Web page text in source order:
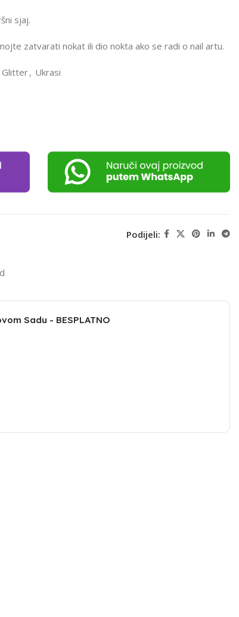
sjaj.
zatvarati nokat ili dio nokta ako se radi o nail artu.
Glitter, Ukrasi
Podijeli:
Sadu - BESPLATNO